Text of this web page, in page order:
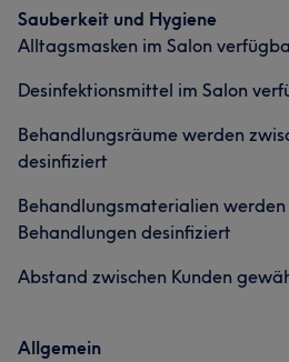
Sauberkeit und Hygiene
Alltagsmasken im Salon
Desinfektionsmittel im Salon
Behandlungsräume werden
desinfiziert
Behandlungsmaterialien werden
Behandlungen desinfiziert
Abstand zwischen Kunden
Allgemein